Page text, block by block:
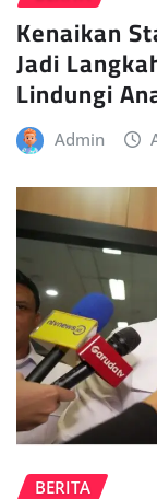
Kenaikan
Jadi
Lindungi
Admin
BERITA